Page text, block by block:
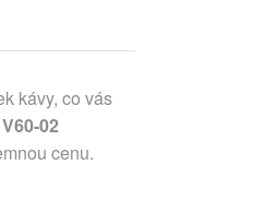
kávy, co vás
02
cenu.